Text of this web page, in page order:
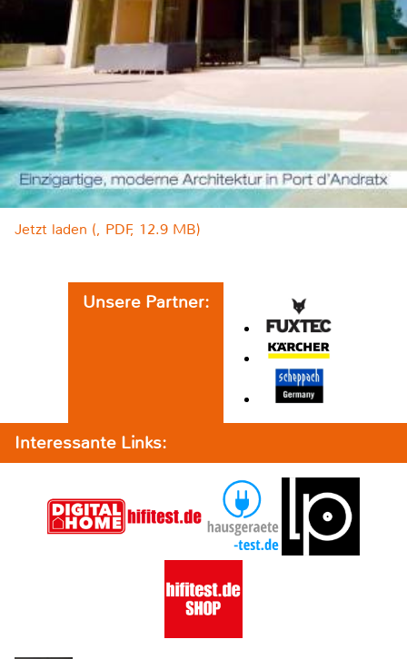
Jetzt laden (, PDF, 12.9 MB)
Unsere Partner:
Interessante Links: